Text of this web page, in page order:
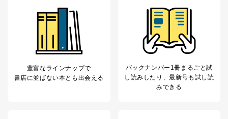
提供先：出版社、出版物発売元、卸売会社、販売
店など商品の供給者、梱包会社、配送会社、新聞
販売店などの梱包・配送・配達会社
４．開示対象個人情報の「開示」「訂正」等の請求につ
当社は、本人から、開示対象個人情報について利用目的
の通知を求められた場合には、遅滞なくこれに応じま
豊富なラインナップで
書店に並ばない本とも出会える
バックナンバー1冊まるごと試
し読み したり、最新号も試し読
みできる